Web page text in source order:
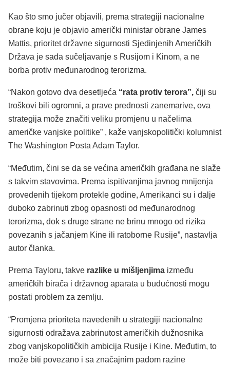
Kao što smo jučer objavili, prema strategiji nacionalne
obrane koju je objavio američki ministar obrane James
Mattis, prioritet državne sigurnosti Sjedinjenih Američkih
Država je sada sučeljavanje s Rusijom i Kinom, a ne
borba protiv međunarodnog terorizma.
“Nakon gotovo dva desetljeća “rata protiv terora”, čiji su
troškovi bili ogromni, a prave prednosti zanemarive, ova
strategija može značiti veliku promjenu u načelima
američke vanjske politike” , kaže vanjskopolitički kolumnist
The Washington Posta Adam Taylor.
“Međutim, čini se da se većina američkih građana ne slaže
s takvim stavovima. Prema ispitivanjima javnog mnijenja
provedenih tijekom protekle godine, Amerikanci su i dalje
duboko zabrinuti zbog opasnosti od međunarodnog
terorizma, dok s druge strane ne brinu mnogo od rizika
povezanih s jačanjem Kine ili ratoborne Rusije”, nastavlja
autor članka.
Prema Tayloru, takve razlike u mišljenjima između
američkih birača i državnog aparata u budućnosti mogu
postati problem za zemlju.
“Promjena prioriteta navedenih u strategiji nacionalne
sigurnosti odražava zabrinutost američkih dužnosnika
zbog vanjskopolitičkih ambicija Rusije i Kine. Međutim, to
može biti povezano i sa značajnim padom razine